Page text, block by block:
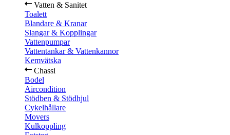
Vatten & Sanitet
Toalett
Blandare & Kranar
Slangar & Kopplingar
Vattenpumpar
Vattentankar & Vattenkannor
Kemvätska
Chassi
Bodel
Aircondition
Stödben & Stödhjul
Cykelhållare
Movers
Kulkoppling